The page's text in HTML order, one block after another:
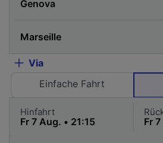
Via
Einfache Fahrt
Hinfahrt